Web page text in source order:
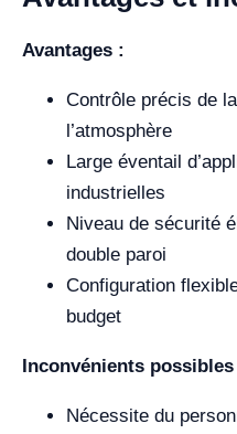
Avantages :
Contrôle précis de
l’atmosphère
Large éventail
industrielles
Niveau de sécurité
double paroi
Configuration
budget
Inconvénients possibles
Nécessite du